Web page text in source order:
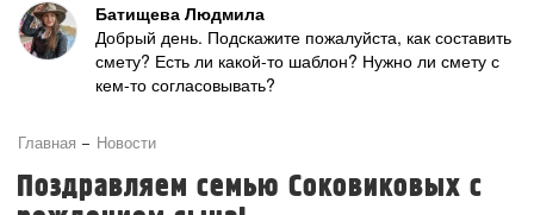
Батищева Людмила
Добрый день. Подскажите пожалуйста, как составить
смету? Есть ли какой-то шаблон? Нужно ли смету с
кем-то согласовывать?
Главная Новости
Поздравляем семью Соковиковых с